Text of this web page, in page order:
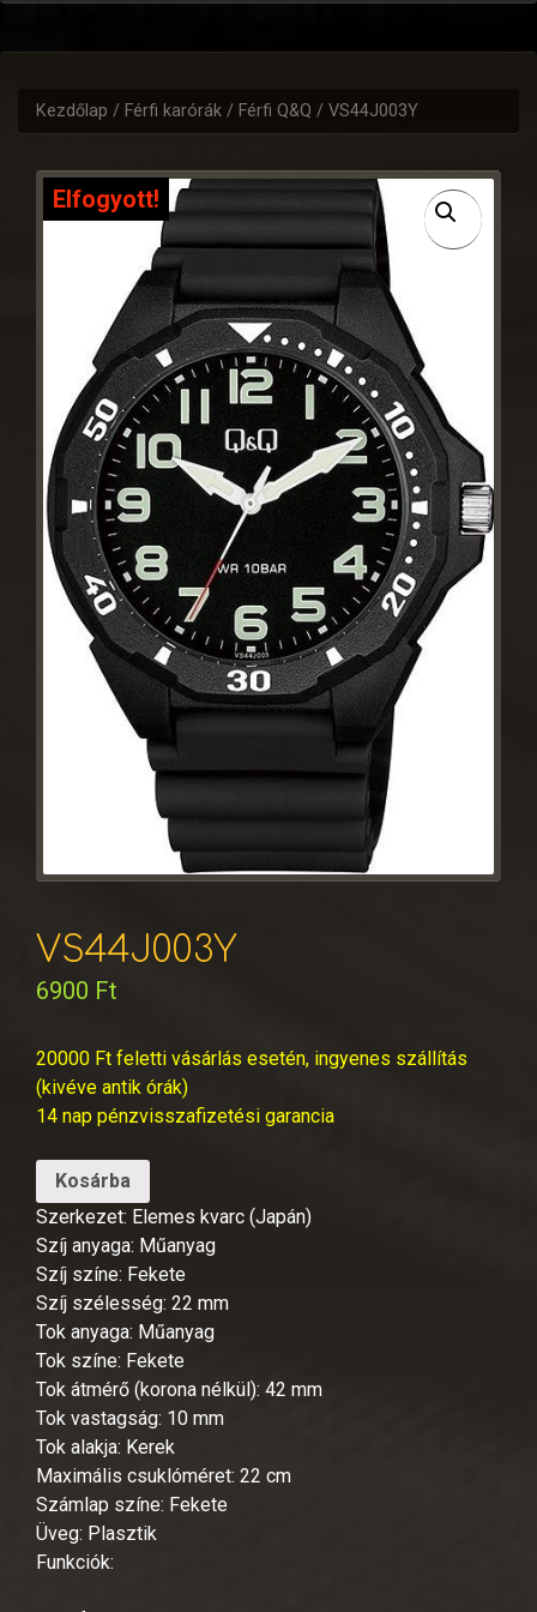
Kezdőlap / Férfi karórák / Férfi Q&Q / VS44J003Y
Elfogyott!
VS44J003Y
6900 Ft
20000 Ft feletti vásárlás esetén, ingyenes szállítás
(kivéve antik órák)
14 nap pénzvisszafizetési garancia
Kosárba
Szerkezet: Elemes kvarc (Japán)
Szíj anyaga: Műanyag
Szíj színe: Fekete
Szíj szélesség: 22 mm
Tok anyaga: Műanyag
Tok színe: Fekete
Tok átmérő (korona nélkül): 42 mm
Tok vastagság: 10 mm
Tok alakja: Kerek
Maximális csuklóméret: 22 cm
Számlap színe: Fekete
Üveg: Plasztik
Funkciók: